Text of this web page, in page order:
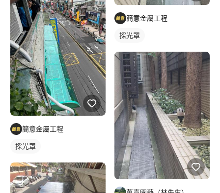
簡意金屬工程
採光罩
簡意金屬工程
採光罩